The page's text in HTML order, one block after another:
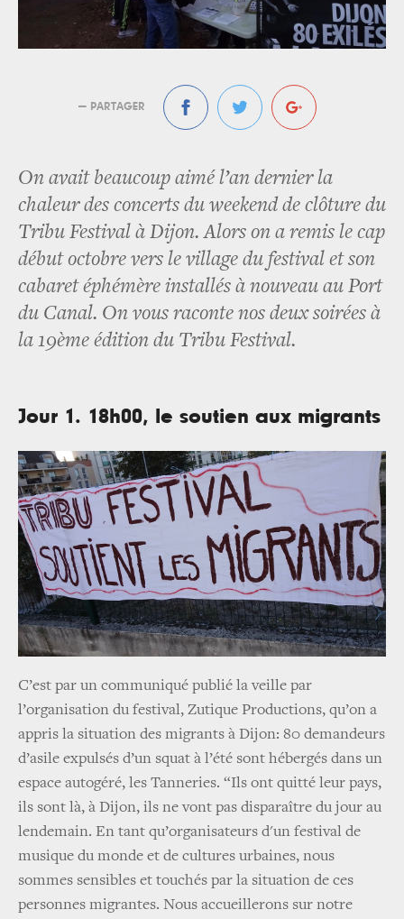
— PARTAGER
On avait beaucoup aimé l’an dernier la
chaleur des concerts du weekend de clôture du
Tribu Festival à Dijon. Alors on a remis le cap
début octobre vers le village du festival et son
cabaret éphémère installés à nouveau au Port
du Canal. On vous raconte nos deux soirées à
la 19ème édition du Tribu Festival.
Jour 1. 18h00, le soutien aux migrants
C’est par un communiqué publié la veille par
l’organisation du festival, Zutique Productions, qu’on a
appris la situation des migrants à Dijon: 80 demandeurs
d’asile expulsés d’un squat à l’été sont hébergés dans un
espace autogéré, les Tanneries. “Ils ont quitté leur pays,
ils sont là, à Dijon, ils ne vont pas disparaître du jour au
lendemain. En tant qu’organisateurs d'un festival de
musique du monde et de cultures urbaines, nous
sommes sensibles et touchés par la situation de ces
personnes migrantes. Nous accueillerons sur notre